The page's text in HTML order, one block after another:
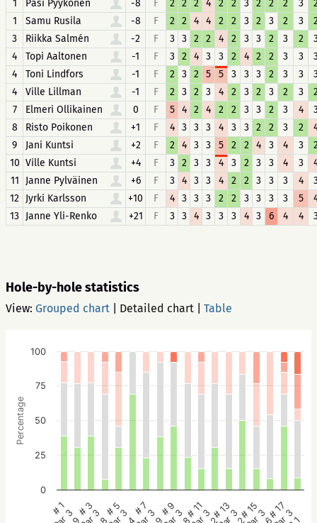
1
Pasi Pyykönen -8 F 2 2 2 4 2 2 3 2 2 2 3
1
Samu Rusila -8 F 2 2 4 4 2 2 3 2 3 2 3
3
Riikka Salmén -2 F 3 3 2 2 4 2 3 3 2 3 2
4
Topi Aaltonen -1 F 3 2 4 3 3 2 4 2 2 3 3
4
Toni Lindfors -1 F 2 3 2 5 5 3 3 3 2 3 3
4
Ville Lillman -1 F 2 3 2 3 4 2 3 2 3 2 3
7
Elmeri Ollikainen 0 F 5 4 2 4 2 2 3 3 2 3 4
8
Risto Poikonen +1 F 4 3 3 3 4 3 3 2 2 3 2
9
Jani Kuntsi +2 F 2 4 3 3 5 2 2 4 3 4 3
10 Ville Kuntsi +4 F 3 2 3 3 4 3 2 3 3 4 3
11
Janne Pylväinen +6 F 3 4 3 3 4 2 2 3 3 3 4
12 Jyrki Karlsson +10 F 4 3 3 3 2 2 3 3 3 3 5
13 Janne Yli-Renko +21 F 3 3 4 3 3 3 4 3 6 4 4
Hole-by-hole statistics
View: Grouped chart Detailed chart Table
Percentage
# 1 # 3 # 5 # 7 # 9 # 11 # 13 # 15 # 17
0
25
50
75
100